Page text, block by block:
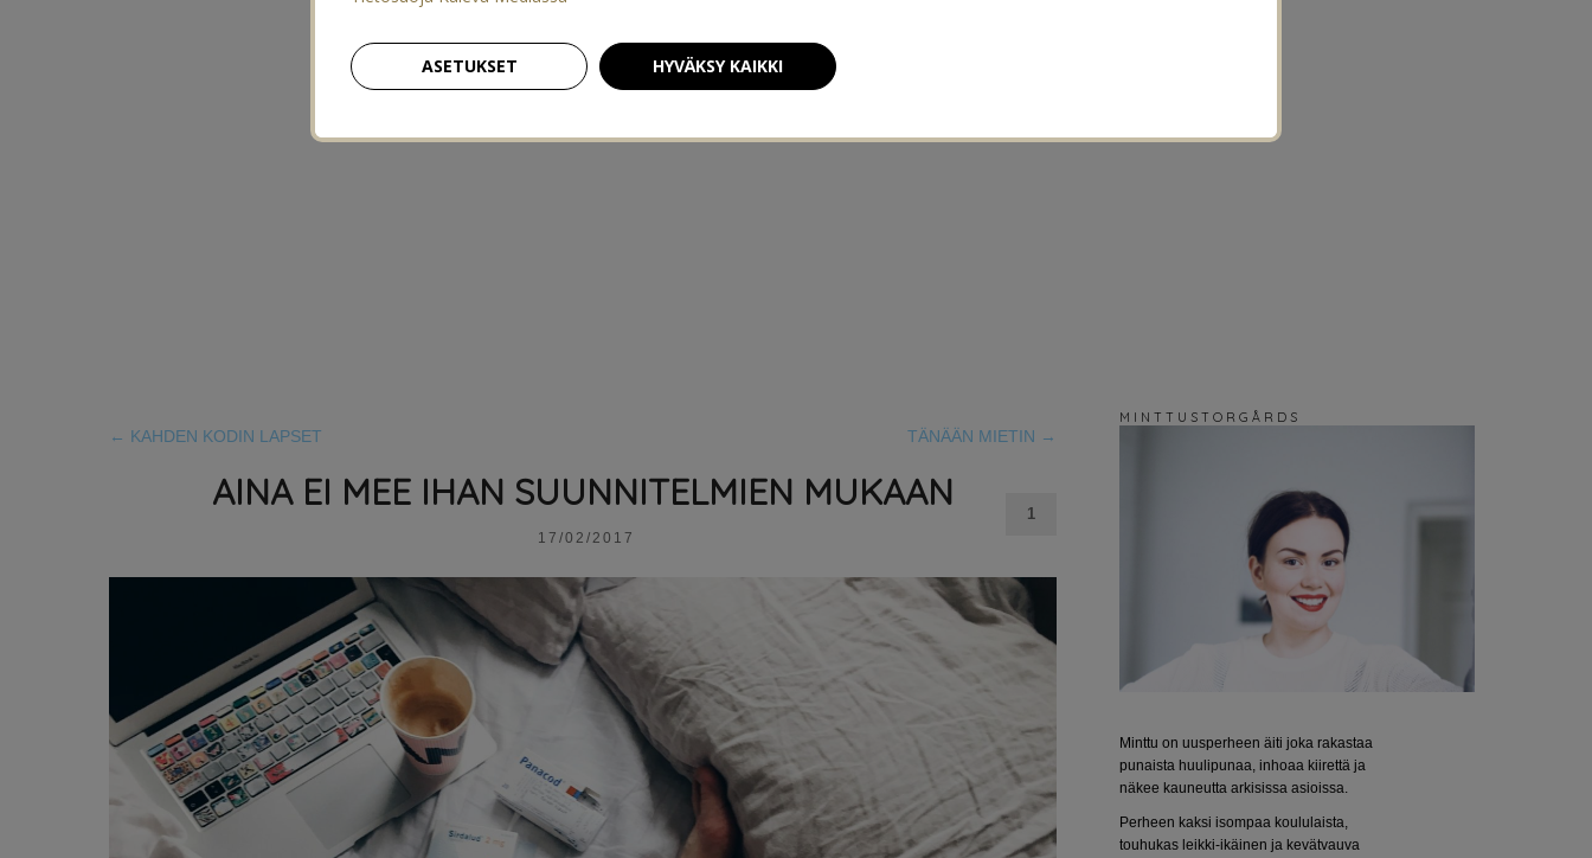
← KAHDEN KODIN LAPSET TÄNÄÄN MIETIN →
AINA EI MEE IHAN SUUNNITELMIEN MUKAAN
17/02/2017
1
M I N T T U S T O R G Å R D S
Minttu on uusperheen äiti joka rakastaa
punaista huulipunaa, inhoaa kiirettä ja
näkee kauneutta arkisissa asioissa.
Perheen kaksi isompaa koululaista,
touhukas leikki-ikäinen ja kevätvauva
ASETUKSET HYVÄKSY KAIKKI